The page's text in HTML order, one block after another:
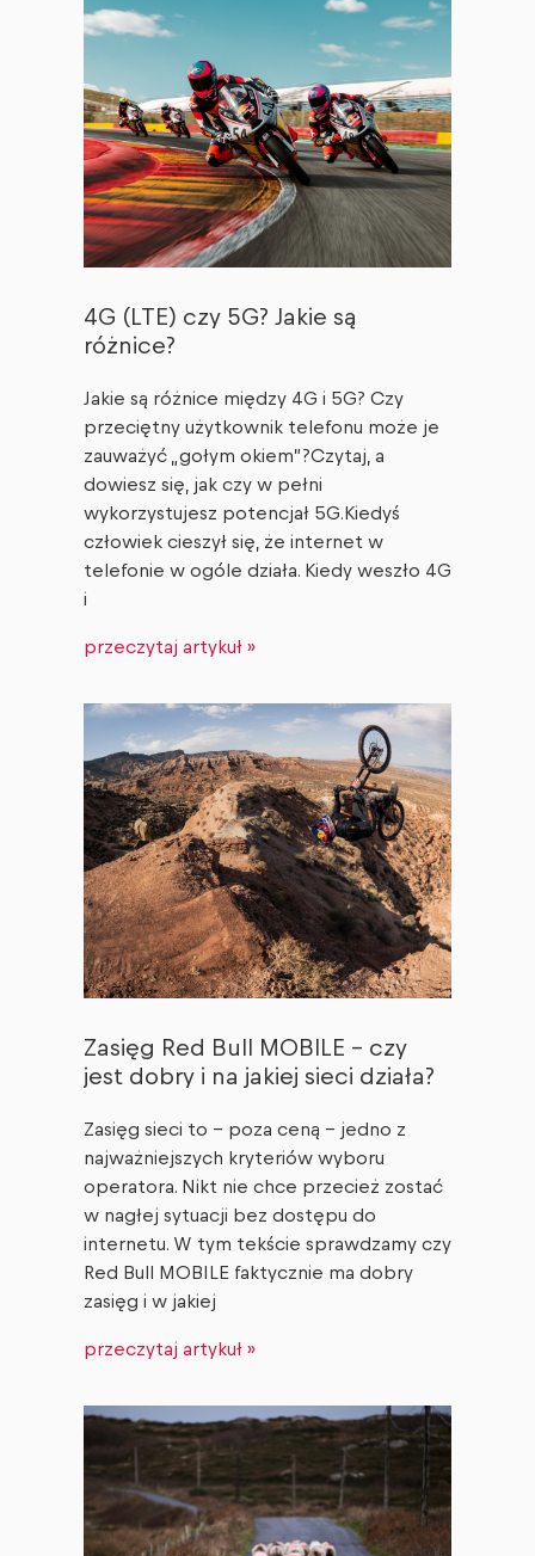
4G (LTE) czy 5G? Jakie są
różnice?
Jakie są różnice między 4G i 5G? Czy
przeciętny użytkownik telefonu może je
zauważyć „gołym okiem”?Czytaj, a
dowiesz się, jak czy w pełni
wykorzystujesz potencjał 5G.Kiedyś
człowiek cieszył się, że internet w
telefonie w ogóle działa. Kiedy weszło 4G
i
przeczytaj artykuł »
Zasięg Red Bull MOBILE – czy
jest dobry i na jakiej sieci działa?
Zasięg sieci to – poza ceną – jedno z
najważniejszych kryteriów wyboru
operatora. Nikt nie chce przecież zostać
w nagłej sytuacji bez dostępu do
internetu. W tym tekście sprawdzamy czy
Red Bull MOBILE faktycznie ma dobry
zasięg i w jakiej
przeczytaj artykuł »